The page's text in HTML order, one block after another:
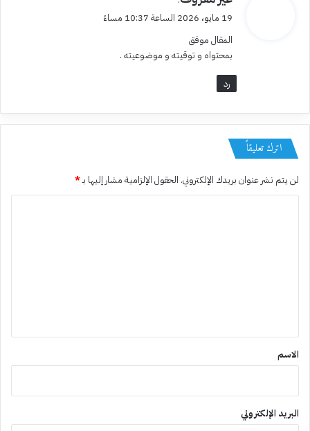
ل
19 مايو، 2026 الساعة 10:37 مساءً
المقال موفق
بمحتواه و توقيته و موضوعيته .
رد
اترك تعليقاً
لن يتم نشر عنوان بريدك الإلكتروني. الحقول الإلزامية مشار إليها بـ*
*
الاسم
البريد الإلكتروني